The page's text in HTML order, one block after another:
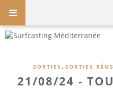
SORTIES , SORTIES
21/08/24 -